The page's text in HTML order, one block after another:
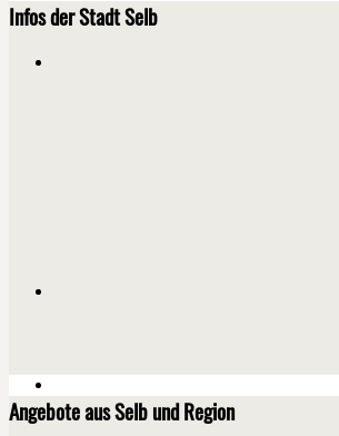
Infos der Stadt Selb
Angebote aus Selb und Region